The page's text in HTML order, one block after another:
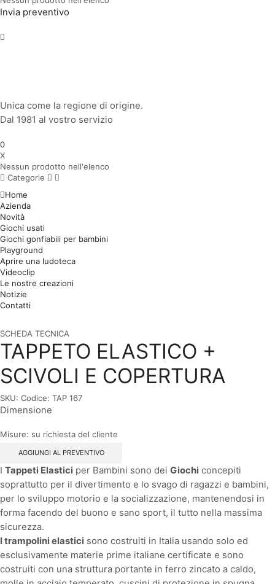
Invia preventivo
Unica come la regione di origine.
Dal 1981 al vostro servizio
0
X
Nessun prodotto nell'elenco
Categorie
Home
Azienda
Novità
Giochi usati
Giochi gonfiabili per bambini
Playground
Aprire una ludoteca
Videoclip
Le nostre creazioni
Notizie
Contatti
SCHEDA TECNICA
TAPPETO ELASTICO +
SCIVOLI E COPERTURA
SKU: Codice: TAP 167
Dimensione
Misure: su richiesta del cliente
AGGIUNGI AL PREVENTIVO
I Tappeti Elastici per Bambini sono dei Giochi concepiti
soprattutto per il divertimento e lo svago di ragazzi e bambini,
per lo sviluppo motorio e la socializzazione, mantenendosi in
forma facendo del buono e sano sport, il tutto nella massima
sicurezza.
I trampolini elastici sono costruiti in Italia usando solo ed
esclusivamente materie prime italiane certificate e sono
costruiti con una struttura portante in ferro zincato a caldo,